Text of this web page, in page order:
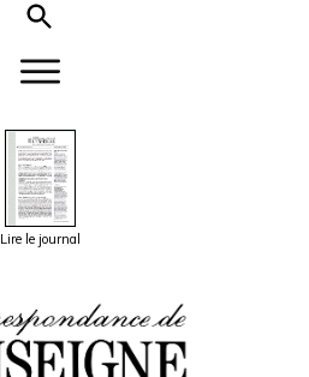
Lire le journal